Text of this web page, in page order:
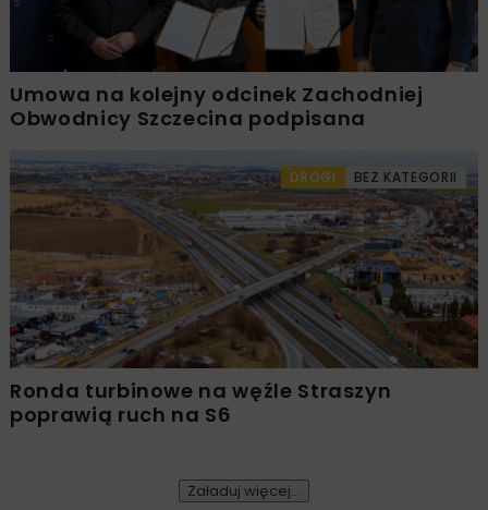
Umowa na kolejny odcinek Zachodniej
Obwodnicy Szczecina podpisana
DROGI BEZ KATEGORII
Ronda turbinowe na węźle Straszyn
poprawią ruch na S6
Załaduj więcej...